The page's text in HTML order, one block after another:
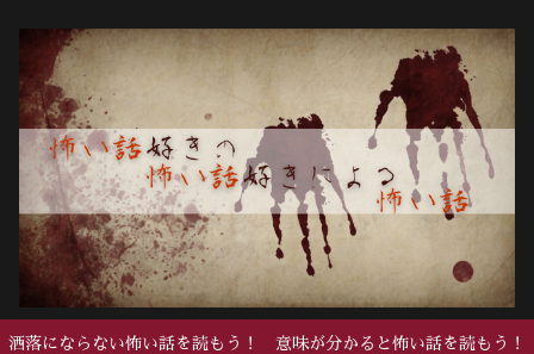
洒落にならない怖い話を読もう！ 意味が分かると怖い話を読もう！